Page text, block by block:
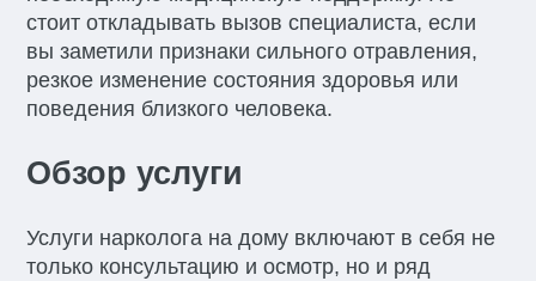
стоит откладывать вызов специалиста, если
вы заметили признаки сильного отравления,
резкое изменение состояния здоровья или
поведения близкого человека.
Обзор услуги
Услуги нарколога на дому включают в себя не
только консультацию и осмотр, но и ряд